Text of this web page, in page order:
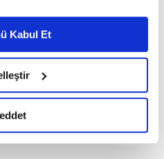
Çerez Bilgilendirme
Kanunu uyarınca
kapsamında
ile ilgili daha
tıklayınız.
Kabul Et
atılan mevzuat
Türkiye Madenciler
'Sorumlu Madencilik
bulması, yılın en